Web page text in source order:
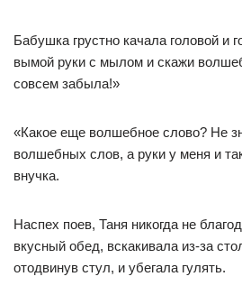
Бабушка грустно качала головой и
вымой руки с мылом и скажи
совсем забыла!»
«Какое еще волшебное слово? Не
волшебных слов, а руки у меня и
внучка.
Наспех поев, Таня никогда не
вкусный обед, вскакивала из-за
отодвинув стул, и убегала гулять.